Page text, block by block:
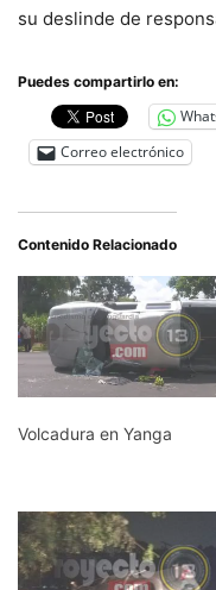
su deslinde de
Puedes compartirlo en:
Correo electrónico
Contenido Relacionado
Volcadura en Yanga